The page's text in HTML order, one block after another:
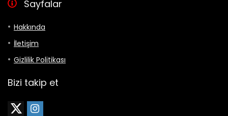
Sayfalar
Hakkında
İletişim
Gizlilik Politikası
Bizi takip et